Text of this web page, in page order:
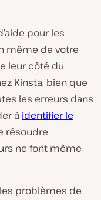
pour les
même de votre
leur côté du
Kinsta, bien que
les erreurs dans
à identifier le
résoudre
ne font même
problèmes de